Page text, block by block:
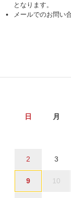
となります。
メールでのお問い
日 月
2 3
9 10